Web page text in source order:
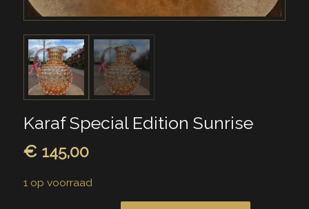
Karaf Special Edition Sunrise
€145,00
1 op voorraad